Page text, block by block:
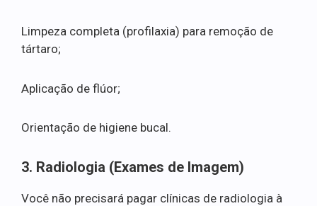
Limpeza completa (profilaxia) para remoção de
tártaro;
Aplicação de flúor;
Orientação de higiene bucal.
3. Radiologia (Exames de Imagem)
Você não precisará pagar clínicas de radiologia à